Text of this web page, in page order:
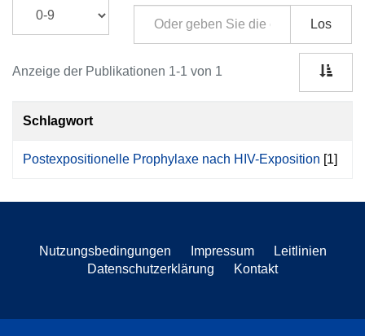
Los
Anzeige der Publikationen 1-1 von 1
Schlagwort
Postexpositionelle Prophylaxe nach HIV-Exposition [1]
Nutzungsbedingungen Impressum
Leitlinien
Datenschutzerklärung
Kontakt